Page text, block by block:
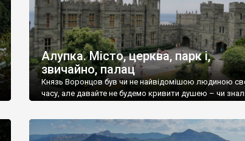
Алупка. Місто, церква, парк і,
звичайно, палац
Князь Воронцов був чи не найвідомішою людиною
часу, але давайте не будемо кривити душею – чи